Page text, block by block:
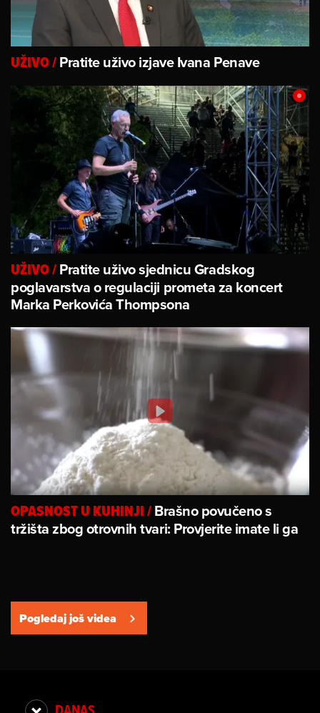
UŽIVO/Pratite uživo izjave Ivana Penave
UŽIVO/Pratite uživo sjednicu Gradskog
poglavarstva o regulaciji prometa za koncert
Marka Perkovića Thompsona
OPASNOST U KUHINJI/Brašno povučeno s
tržišta zbog otrovnih tvari: Provjerite imate li ga
Pogledaj još videa